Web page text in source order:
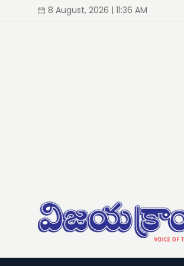
8 August, 2026 | 11:36 AM